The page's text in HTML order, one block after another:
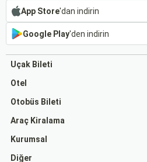
App Store'dan indirin
Google Play'den indirin
Uçak Bileti
Otel
Otobüs Bileti
Araç Kiralama
Kurumsal
Diğer